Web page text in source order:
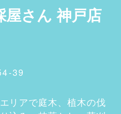
屋さん 神戸店
39
リアで庭木、植木の伐